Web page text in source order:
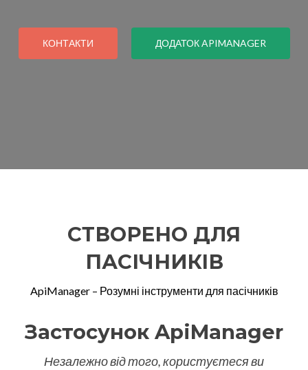
КОНТАКТИ ДОДАТОК APIMANAGER
СТВОРЕНО ДЛЯ
ПАСІЧНИКІВ
ApiManager – Розумні інструменти для пасічників
Застосунок ApiManager
Незалежно від того, користуєтеся ви